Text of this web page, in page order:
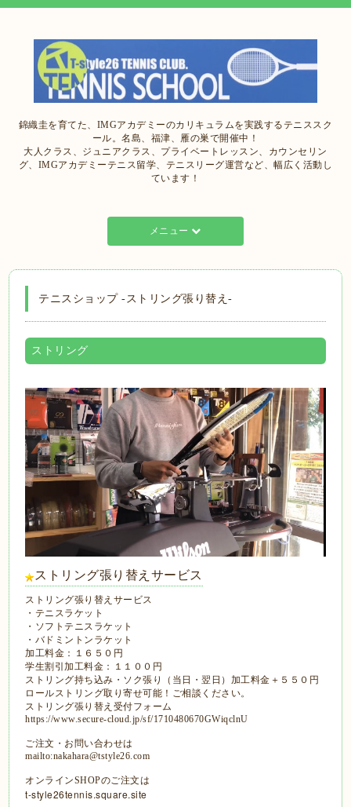
錦織圭を育てた、IMGアカデミーのカリキュラムを実践するテニススク
ール。名島、福津、雁の巣で開催中！
大人クラス、ジュニアクラス、プライベートレッスン、カウンセリン
グ、IMGアカデミーテニス留学、テニスリーグ運営など、幅広く活動し
ています！
メニュー
テニスショップ -ストリング張り替え-
ストリング
ストリング張り替えサービス
ストリング張り替えサービス
・テニスラケット
・ソフトテニスラケット
・バドミントンラケット
加工料金：１６５０円
学生割引加工料金：１１００円
ストリング持ち込み・ソク張り（当日・翌日）加工料金＋５５０円
ロールストリング取り寄せ可能！ご相談ください。
ストリング張り替え受付フォーム
https://www.secure-cloud.jp/sf/1710480670GWiqclnU
ご注文・お問い合わせは
mailto:nakahara@tstyle26.com
オンラインSHOPのご注文は
t-style26tennis.square.site